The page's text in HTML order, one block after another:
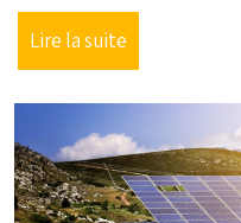
Lire la suite